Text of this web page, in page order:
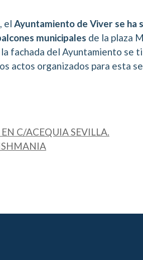
, el Ayuntamiento de Viver se ha
municipales de la plaza
fachada del Ayuntamiento se
actos organizados para esta
C/ACEQUIA SEVILLA.